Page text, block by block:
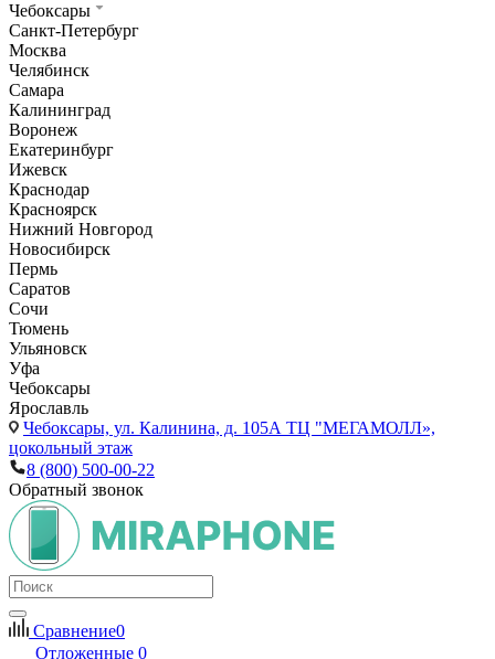
Чебоксары
Санкт-Петербург
Москва
Челябинск
Самара
Калининград
Воронеж
Екатеринбург
Ижевск
Краснодар
Красноярск
Нижний Новгород
Новосибирск
Пермь
Саратов
Сочи
Тюмень
Ульяновск
Уфа
Чебоксары
Ярославль
Чебоксары, ул. Калинина, д. 105А ТЦ "МЕГАМОЛЛ»,
цокольный этаж
8 (800) 500-00-22
Обратный звонок
Сравнение0
Отложенные 0